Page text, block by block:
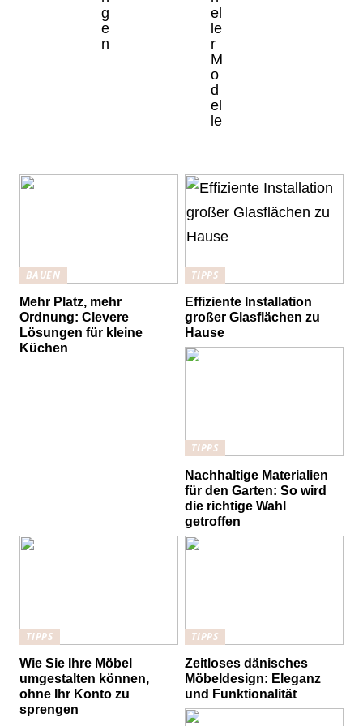
g
e
n
el
le
r
M
o
d
el
le
BAUEN
Mehr Platz, mehr
Ordnung: Clevere
Lösungen für kleine
Küchen
TIPPS
Effiziente Installation
großer Glasflächen zu
Hause
TIPPS
Nachhaltige Materialien
für den Garten: So wird
die richtige Wahl
getroffen
TIPPS
Wie Sie Ihre Möbel
umgestalten können,
ohne Ihr Konto zu
sprengen
TIPPS
Zeitloses dänisches
Möbeldesign: Eleganz
und Funktionalität